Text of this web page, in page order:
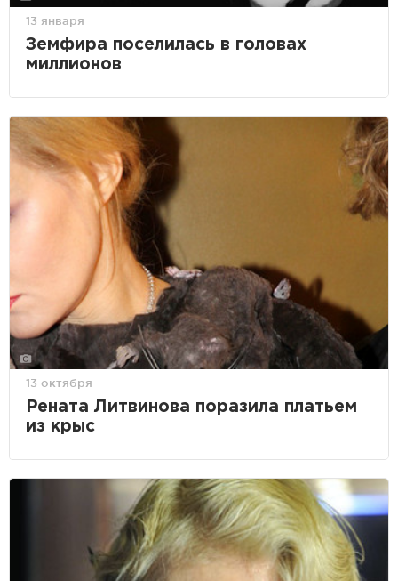
13 января
Земфира поселилась в головах
миллионов
13 октября
Рената Литвинова поразила платьем
из крыс